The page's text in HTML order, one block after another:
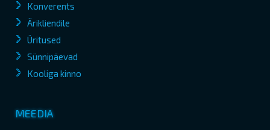
Konverents
Ärikliendile
Üritused
Sünnipäevad
Kooliga kinno
MEEDIA